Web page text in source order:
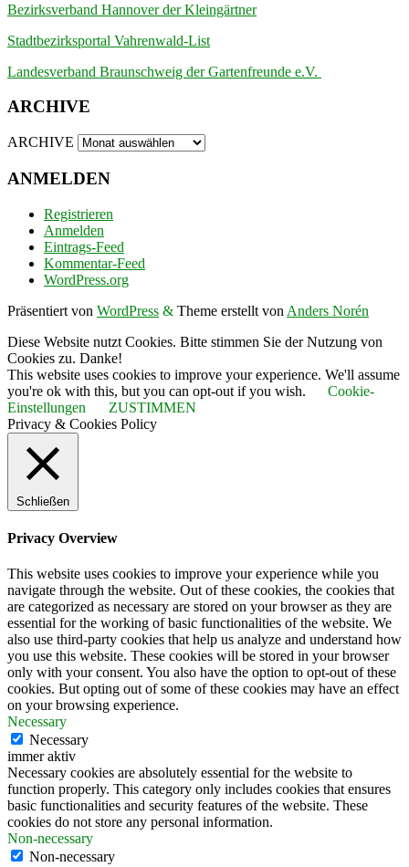
Bezirksverband Hannover der Kleingärtner
Stadtbezirksportal Vahrenwald-List
Landesverband Braunschweig der Gartenfreunde e.V.
ARCHIVE
ARCHIVE
ANMELDEN
Registrieren
Anmelden
Eintrags-Feed
Kommentar-Feed
WordPress.org
Präsentiert von WordPress & Theme erstellt von Anders Norén
Diese Website nutzt Cookies. Bitte stimmen Sie der Nutzung von
Cookies zu. Danke!
This website uses cookies to improve your experience. We'll assume
you're ok with this, but you can opt-out if you wish.
Cookie-
Einstellungen
ZUSTIMMEN
Privacy & Cookies Policy
Schließen
Privacy Overview
This website uses cookies to improve your experience while you
navigate through the website. Out of these cookies, the cookies that
are categorized as necessary are stored on your browser as they are
essential for the working of basic functionalities of the website. We
also use third-party cookies that help us analyze and understand how
you use this website. These cookies will be stored in your browser
only with your consent. You also have the option to opt-out of these
cookies. But opting out of some of these cookies may have an effect
on your browsing experience.
Necessary
Necessary
immer aktiv
Necessary cookies are absolutely essential for the website to
function properly. This category only includes cookies that ensures
basic functionalities and security features of the website. These
cookies do not store any personal information.
Non-necessary
Non-necessary